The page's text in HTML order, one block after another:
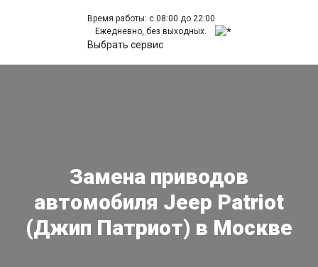
Время работы: с 08:00 до 22:00
Ежедневно, без выходных.
Выбрать сервис
Замена приводов
автомобиля Jeep Patriot
(Джип Патриот) в Москве